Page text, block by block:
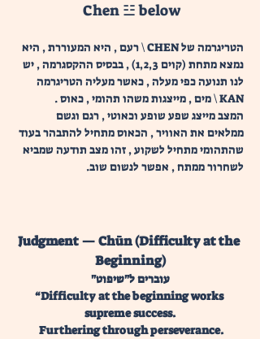
Chen ☳ below
הטריגרמה של CHEN \ רעם , היא המעוררת , היא
נמצא מתחת (קוים 1,2,3) , בבסיס ההקסגרמה , יש
לנו תנועה כפי מעלה , כאשר מעליה הטריגרמה
KAN \ מים , מייצגות משהו תהומי , כאוס .
המצב מייצג שפע שופע וכאוטי , רגם וגשם
ממלאים את האוויר , הכאוס מתחיל להתבהר בעוד
שהתהומי מתחיל לשקוע , זהו מצב תודעה שמביא
לשחרור ממתח , אפשר לנשום שוב.
Judgment — Chūn (Difficulty at the
Beginning)
עוברים ל"שיפוט"
“Difficulty at the beginning works
supreme success.
Furthering through perseverance.